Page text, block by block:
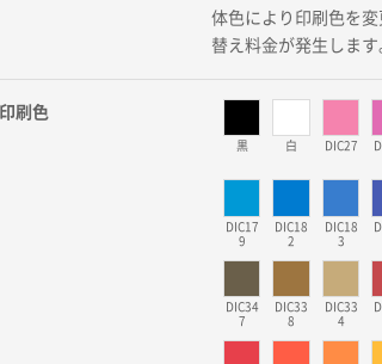
体色により印刷色を
替え料金が発生します
印刷色
黒 白 DIC27
DIC17
9
DIC18
2
DIC18
3
DIC34
7
DIC33
8
DIC33
4